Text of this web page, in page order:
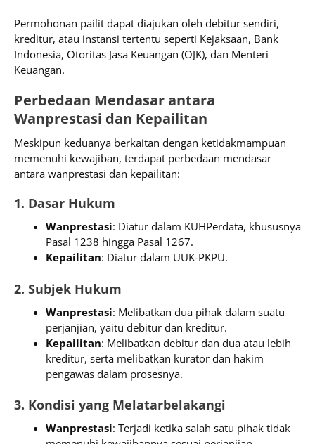
Permohonan pailit dapat diajukan oleh debitur sendiri,
kreditur, atau instansi tertentu seperti Kejaksaan, Bank
Indonesia, Otoritas Jasa Keuangan (OJK), dan Menteri
Keuangan.
Perbedaan Mendasar antara
Wanprestasi dan Kepailitan
Meskipun keduanya berkaitan dengan ketidakmampuan
memenuhi kewajiban, terdapat perbedaan mendasar
antara wanprestasi dan kepailitan:
1. Dasar Hukum
Wanprestasi: Diatur dalam KUHPerdata, khususnya
Pasal 1238 hingga Pasal 1267.
Kepailitan: Diatur dalam UUK-PKPU.
2. Subjek Hukum
Wanprestasi: Melibatkan dua pihak dalam suatu
perjanjian, yaitu debitur dan kreditur.
Kepailitan: Melibatkan debitur dan dua atau lebih
kreditur, serta melibatkan kurator dan hakim
pengawas dalam prosesnya.
3. Kondisi yang Melatarbelakangi
Wanprestasi: Terjadi ketika salah satu pihak tidak